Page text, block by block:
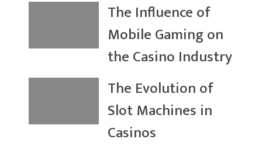
The Influence of
Mobile Gaming on
the Casino Industry
The Evolution of
Slot Machines in
Casinos